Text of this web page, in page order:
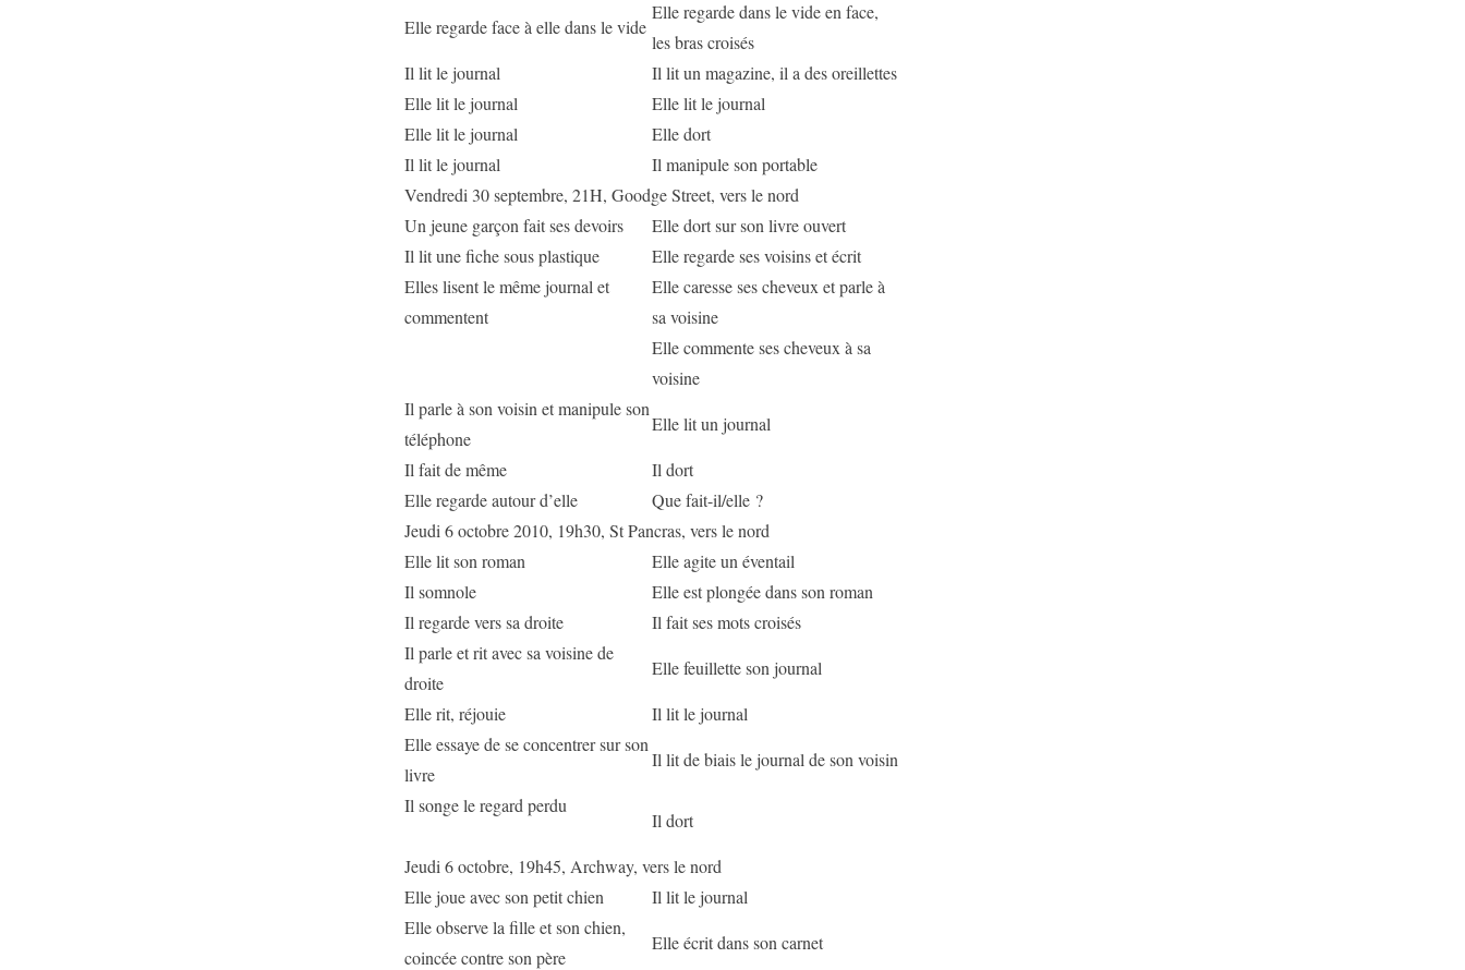
Elle regarde face à elle dans le vide
Elle regarde dans le vide en face,
les bras croisés
Il lit le journal
Il lit un magazine, il a des oreillettes
Elle lit le journal
Elle lit le journal
Elle lit le journal
Elle dort
Il lit le journal
Il manipule son portable
Vendredi 30 septembre, 21H, Goodge Street, vers le nord
Un jeune garçon fait ses devoirs
Elle dort sur son livre ouvert
Il lit une fiche sous plastique
Elle regarde ses voisins et écrit
Elles lisent le même journal et
commentent
Elle caresse ses cheveux et parle à
sa voisine
Elle commente ses cheveux à sa
voisine
Il parle à son voisin et manipule son
téléphone
Elle lit un journal
Il fait de même
Il dort
Elle regarde autour d’elle
Que fait-il/elle ?
Jeudi 6 octobre 2010, 19h30, St Pancras, vers le nord
Elle lit son roman
Elle agite un éventail
Il somnole
Elle est plongée dans son roman
Il regarde vers sa droite
Il fait ses mots croisés
Il parle et rit avec sa voisine de
droite
Elle feuillette son journal
Elle rit, réjouie
Il lit le journal
Elle essaye de se concentrer sur son
livre
Il lit de biais le journal de son voisin
Il songe le regard perdu
Il dort
Jeudi 6 octobre, 19h45, Archway, vers le nord
Elle joue avec son petit chien
Il lit le journal
Elle observe la fille et son chien,
coincée contre son père
Elle écrit dans son carnet